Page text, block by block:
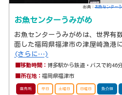
出典：お魚センター
お魚センターうみがめ
お魚センターうみがめは、世界有
面した福岡県福津市の津屋崎漁港
(さらに…)
■移動時間：博多駅から鉄道・バスで約46
■所在地：福岡県福津市
直売所 平日 土曜日 日曜日 魚介類